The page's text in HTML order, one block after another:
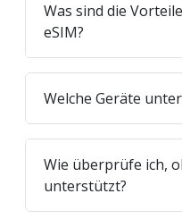
Was sind die
eSIM?
Welche Geräte
Wie überprüfe ich,
unterstützt?